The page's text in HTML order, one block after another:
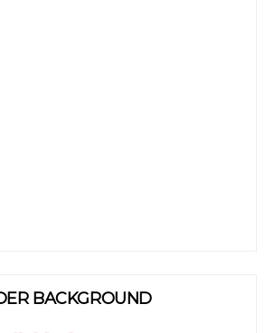
BACKGROUND